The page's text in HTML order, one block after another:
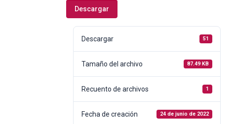
Descargar
Descargar 51
Tamaño del archivo 87.49 KB
Recuento de archivos 1
Fecha de creación 24 de junio de 2022